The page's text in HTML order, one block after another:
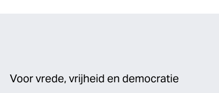
Voor vrede, vrijheid en democratie